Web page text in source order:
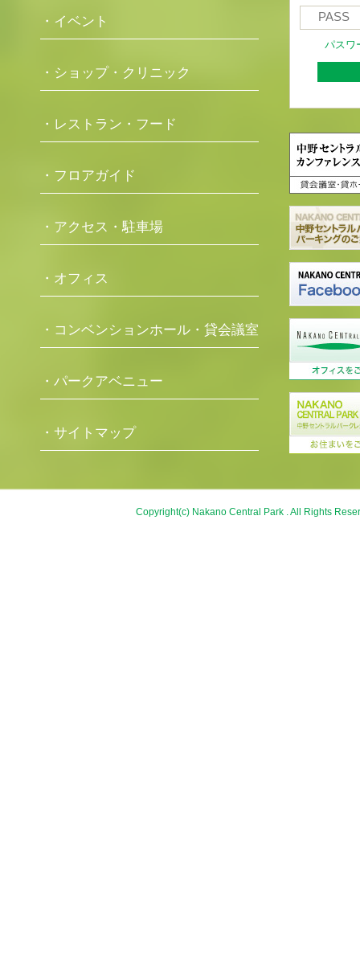
・イベント
・ショップ・クリニック
・レストラン・フード
・フロアガイド
・アクセス・駐車場
・オフィス
・コンベンションホール・貸会議室
・パークアベニュー
・サイトマップ
パスワ
Copyright(c) Nakano Central Park . All Rights